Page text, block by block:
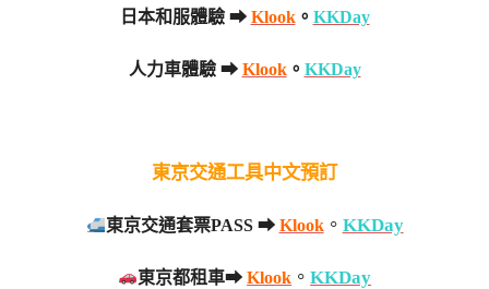
日本和服體驗 ➡ Klook。 KKDay
人力車體驗 ➡ Klook。 KKDay
東京交通工具中文預訂
東京交通套票PASS ➡ Klook。 KKDay
東京都租車➡Klook 。KKDay